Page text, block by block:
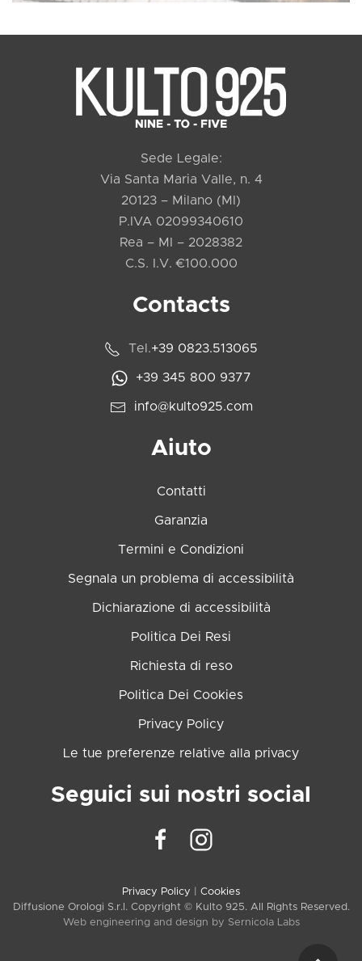
Sede Legale:
Via Santa Maria Valle, n. 4
20123 – Milano (MI)
P.IVA 02099340610
Rea – MI – 2028382
C.S. I.V. €100.000
Contacts
Tel.+39 0823.513065
+39 345 800 9377
info@kulto925.com
Aiuto
Contatti
Garanzia
Termini e Condizioni
Segnala un problema di accessibilità
Dichiarazione di accessibilità
Politica Dei Resi
Richiesta di reso
Politica Dei Cookies
Privacy Policy
Le tue preferenze relative alla privacy
Seguici sui nostri social
Privacy Policy
Cookies
Diffusione Orologi S.r.l. Copyright © Kulto 925. All Rights Reserved.
Web engineering and design by Sernicola Labs